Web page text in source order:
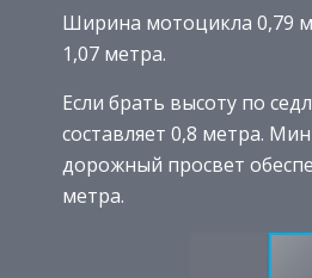
Ширина мотоцикла 0,79
1,07 метра.
Если брать высоту по
составляет 0,8 метра.
дорожный просвет
метра.